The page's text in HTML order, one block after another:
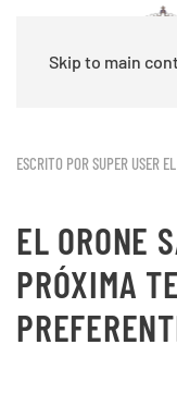
Skip to main
ESCRITO POR SUPER USER EL
EL ORONE
PRÓXIMA